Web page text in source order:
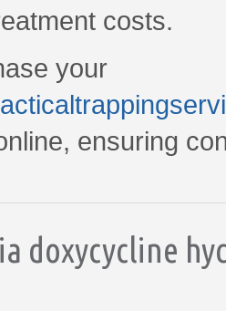
costs.
your
ensuring
doxycycline